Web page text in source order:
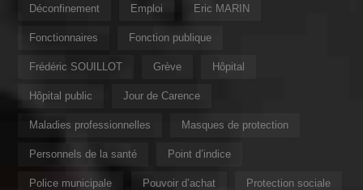
Déconfinement Emploi Eric MARIN
Fonctionnaires Fonction publique
Frédéric SOUILLOT Grève Hôpital
Hôpital public Jour de Carence
Maladies professionnelles Masques de protection
Personnels de la santé Point d’indice
Police municipale Pouvoir d’achat Protection sociale